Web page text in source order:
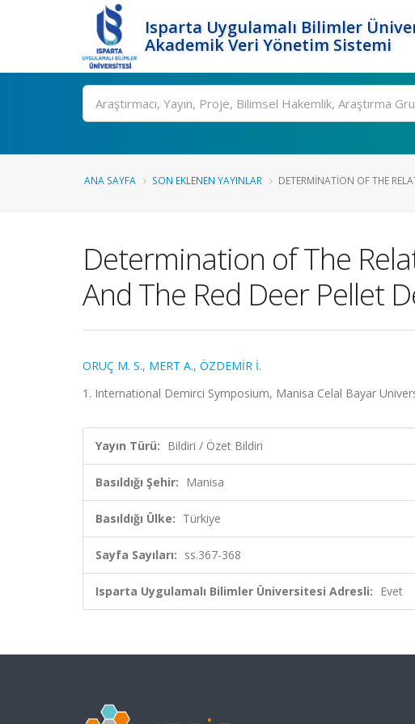
Isparta Uygulamalı Bilimler
Akademik Veri Yönetim Sistemi
Ara
ANA SAYFA SON EKLENEN YAYINLAR DETERMINATION OF THE
Determination of The
And The Red Deer Pellet
ORUÇ M. S., MERT A., ÖZDEMİR İ.
1. International Demirci Symposium, Manisa Celal Bayar
Yayın Türü: Bildiri / Özet Bildiri
Basıldığı Şehir: Manisa
Basıldığı Ülke: Türkiye
Sayfa Sayıları: ss.367-368
Isparta Uygulamalı Bilimler Üniversitesi Adresli: Evet